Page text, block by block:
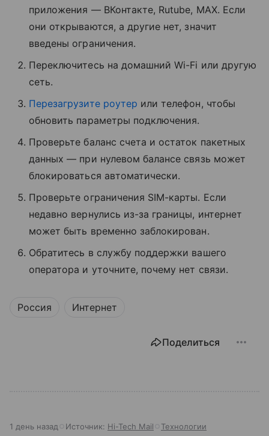
приложения — ВКонтакте, Rutube, MAX. Если
они открываются, а другие нет, значит
введены ограничения.
Переключитесь на домашний Wi-Fi или другую
сеть.
Перезагрузите роутер или телефон, чтобы
обновить параметры подключения.
Проверьте баланс счета и остаток пакетных
данных — при нулевом балансе связь может
блокироваться автоматически.
Проверьте ограничения SIM-карты. Если
недавно вернулись из-за границы, интернет
может быть временно заблокирован.
Обратитесь в службу поддержки вашего
оператора и уточните, почему нет связи.
Россия Интернет
Поделиться
1 день назад Источник: Hi-Tech Mail Технологии